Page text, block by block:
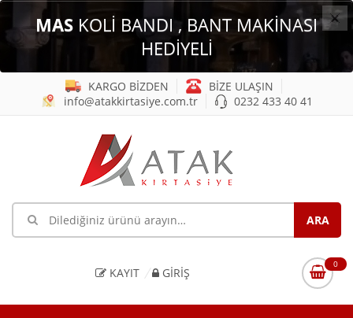
×
MAS KOLİ BANDI , BANT MAKİNASI
HEDİYELİ
KARGO BİZDEN
BİZE ULAŞIN
info@atakkirtasiye.com.tr
0232 433 40 41
KAYIT GIRIŞ
0